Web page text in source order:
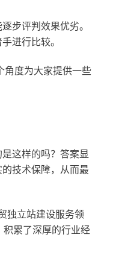
步评判效果优劣。
进行比较。
角度为大家提供一些
这样的吗？答案显
技术保障，从而最
独立站建设服务领
累了深厚的行业经